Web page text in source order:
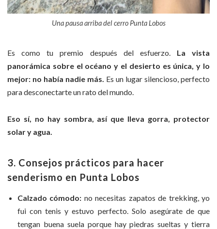
Una pausa arriba del cerro Punta Lobos
Es como tu premio después del esfuerzo. La vista
panorámica sobre el océano y el desierto es única, y lo
mejor: no había nadie más. Es un lugar silencioso, perfecto
para desconectarte un rato del mundo.
Eso sí, no hay sombra, así que lleva gorra, protector
solar y agua.
3. Consejos prácticos para hacer
senderismo en Punta Lobos
Calzado cómodo: no necesitas zapatos de trekking, yo
fui con tenis y estuvo perfecto. Solo asegúrate de que
tengan buena suela porque hay piedras sueltas y tierra